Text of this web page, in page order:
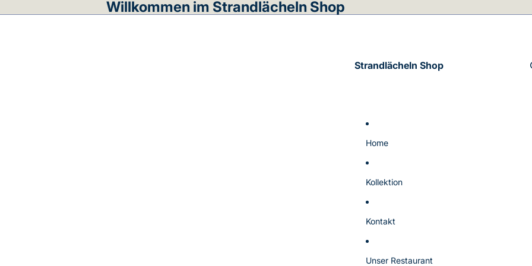
Willkommen im Strandlächeln Shop
Strandlächeln Shop
Home
Kollektion
Kontakt
Unser Restaurant